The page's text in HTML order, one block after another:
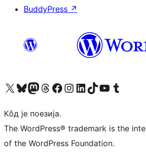
BuddyPress ↗
Visit our X (formerly Twitter) account
Посетите наш Bluesky налог
Visit our Mastodon account
Посетите наш налог на Threads-у Visit our Facebook page
Посетите наш Инстаграм налог
Visit our LinkedIn account
Посетите наш TikTok налог
Visit our YouTube channel
Посетите наш Tumblr налог
Кôд је поезија.
The WordPress® trademark is the
of the WordPress Foundation.